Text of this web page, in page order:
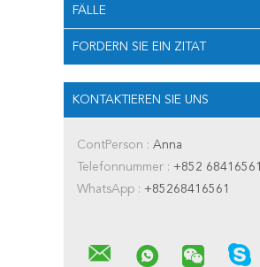
FÄLLE
FORDERN SIE EIN ZITAT
KONTAKTIEREN SIE UNS
ContPerson : Anna
Telefonnummer : +852 68416561
WhatsApp : +85268416561